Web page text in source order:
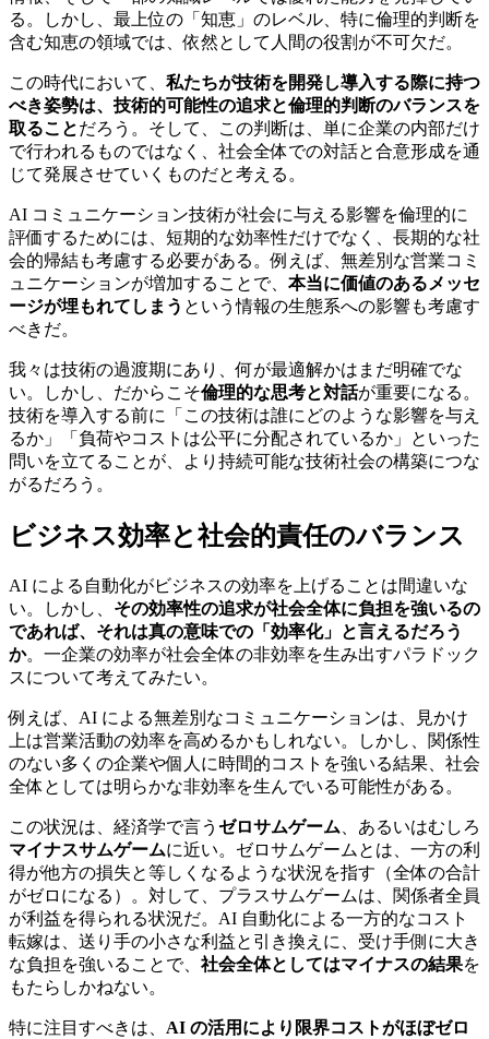
る。しかし、最上位の「知恵」のレベル、特に倫理的判断を
含む知恵の領域では、依然として人間の役割が不可欠だ。
この時代において、 私たちが技術を開発し導入する際に持つ
べき姿勢は、技術的可能性の追求と倫理的判断のバランスを
取ることだろう。そして、この判断は、単に企業の内部だけ
で行われるものではなく、社会全体での対話と合意形成を通
じて発展させていくものだと考える。
AI コミュニケーション技術が社会に与える影響を倫理的に
評価するためには、短期的な効率性だけでなく、長期的な社
会的帰結も考慮する必要がある。例えば、無差別な営業コミ
ュニケーションが増加することで、 本当に価値のあるメッセ
ージが埋もれてしまう という情報の生態系への影響も考慮す
べきだ。
我々は技術の過渡期にあり、何が最適解かはまだ明確でな
い。しかし、だからこそ倫理的な思考と対話が重要になる。
技術を導入する前に「この技術は誰にどのような影響を与え
るか」「負荷やコストは公平に分配されているか」といった
問いを立てることが、より持続可能な技術社会の構築につな
がるだろう。
ビジネス効率と社会的責任のバランス
AI による自動化がビジネスの効率を上げることは間違いな
い。しかし、 その効率性の追求が社会全体に負担を強いるの
であれば、それは真の意味での「効率化」と言えるだろう
か。一企業の効率が社会全体の非効率を生み出すパラドック
スについて考えてみたい。
例えば、AI による無差別なコミュニケーションは、見かけ
上は営業活動の効率を高めるかもしれない。しかし、関係性
のない多くの企業や個人に時間的コストを強いる結果、社会
全体としては明らかな非効率を生んでいる可能性がある。
この状況は、経済学で言う ゼロサムゲーム 、あるいはむしろ
マイナスサムゲームに近い。ゼロサムゲームとは、一方の利
得が他方の損失と等しくなるような状況を指す（全体の合計
がゼロになる）。対して、プラスサムゲームは、関係者全員
が利益を得られる状況だ。AI 自動化による一方的なコスト
転嫁は、送り手の小さな利益と引き換えに、受け手側に大き
な負担を強いることで、 社会全体としてはマイナスの結果を
もたらしかねない。
特に注目すべきは、 AI の活用により限界コストがほぼゼロ